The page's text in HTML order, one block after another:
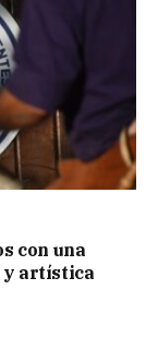
con una
y artística